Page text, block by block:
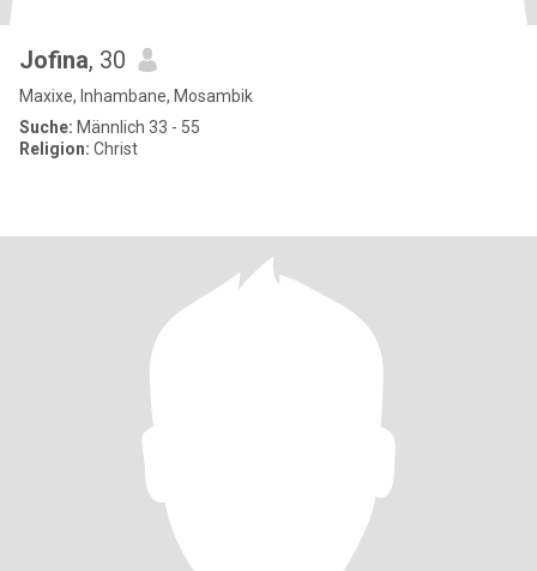
Jofina, 30
Maxixe, Inhambane, Mosambik
Suche: Männlich 33 - 55
Religion: Christ